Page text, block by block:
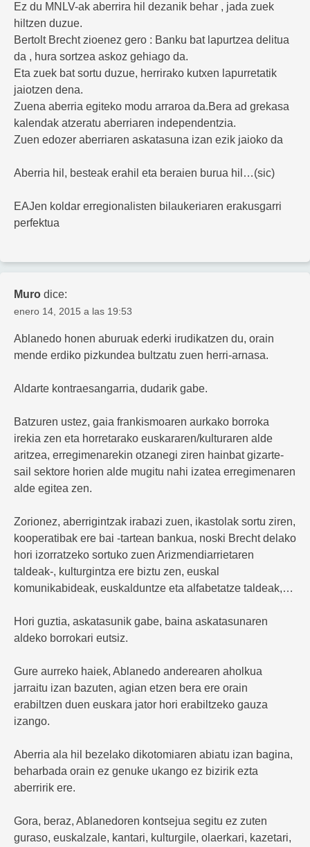
Ez du MNLV-ak aberrira hil dezanik behar , jada zuek
hiltzen duzue.
Bertolt Brecht zioenez gero : Banku bat lapurtzea delitua
da , hura sortzea askoz gehiago da.
Eta zuek bat sortu duzue, herrirako kutxen lapurretatik
jaiotzen dena.
Zuena aberria egiteko modu arraroa da.Bera ad grekasa
kalendak atzeratu aberriaren independentzia.
Zuen edozer aberriaren askatasuna izan ezik jaioko da
Aberria hil, besteak erahil eta beraien burua hil…(sic)
EAJen koldar erregionalisten bilaukeriaren erakusgarri
perfektua
Muro dice:
enero 14, 2015 a las 19:53
Ablanedo honen aburuak ederki irudikatzen du, orain
mende erdiko pizkundea bultzatu zuen herri-arnasa.
Aldarte kontraesangarria, dudarik gabe.
Batzuren ustez, gaia frankismoaren aurkako borroka
irekia zen eta horretarako euskararen/kulturaren alde
aritzea, erregimenarekin otzanegi ziren hainbat gizarte-
sail sektore horien alde mugitu nahi izatea erregimenaren
alde egitea zen.
Zorionez, aberrigintzak irabazi zuen, ikastolak sortu ziren,
kooperatibak ere bai -tartean bankua, noski Brecht delako
hori izorratzeko sortuko zuen Arizmendiarrietaren
taldeak-, kulturgintza ere biztu zen, euskal
komunikabideak, euskalduntze eta alfabetatze taldeak,…
Hori guztia, askatasunik gabe, baina askatasunaren
aldeko borrokari eutsiz.
Gure aurreko haiek, Ablanedo anderearen aholkua
jarraitu izan bazuten, agian etzen bera ere orain
erabiltzen duen euskara jator hori erabiltzeko gauza
izango.
Aberria ala hil bezelako dikotomiaren abiatu izan bagina,
beharbada orain ez genuke ukango ez bizirik ezta
aberririk ere.
Gora, beraz, Ablanedoren kontsejua segitu ez zuten
guraso, euskalzale, kantari, kulturgile, olaerkari, kazetari,